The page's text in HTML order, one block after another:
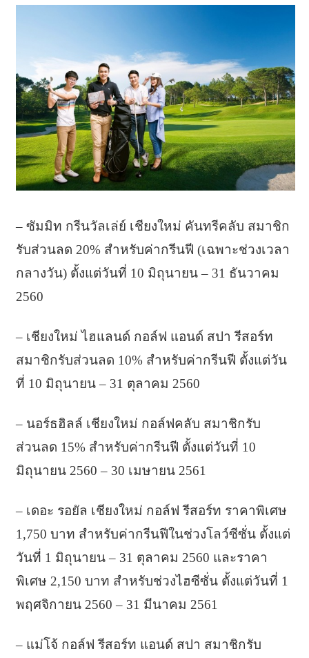
– ซัมมิท กรีนวัลเล่ย์ เชียงใหม่ คันทรีคลับ สมาชิก
รับส่วนลด 20% สำหรับค่ากรีนฟี (เฉพาะช่วงเวลา
กลางวัน) ตั้งแต่วันที่ 10 มิถุนายน – 31 ธันวาคม
2560
– เชียงใหม่ ไฮแลนด์ กอล์ฟ แอนด์ สปา รีสอร์ท
สมาชิกรับส่วนลด 10% สำหรับค่ากรีนฟี ตั้งแต่วัน
ที่ 10 มิถุนายน – 31 ตุลาคม 2560
– นอร์ธฮิลล์ เชียงใหม่ กอล์ฟคลับ สมาชิกรับ
ส่วนลด 15% สำหรับค่ากรีนฟี ตั้งแต่วันที่ 10
มิถุนายน 2560 – 30 เมษายน 2561
– เดอะ รอยัล เชียงใหม่ กอล์ฟ รีสอร์ท ราคาพิเศษ
1,750 บาท สำหรับค่ากรีนฟีในช่วงโลว์ซีซั่น ตั้งแต่
วันที่ 1 มิถุนายน – 31 ตุลาคม 2560 และราคา
พิเศษ 2,150 บาท สำหรับช่วงไฮซีซั่น ตั้งแต่วันที่ 1
พฤศจิกายน 2560 – 31 มีนาคม 2561
– แม่โจ้ กอล์ฟ รีสอร์ท แอนด์ สปา สมาชิกรับ